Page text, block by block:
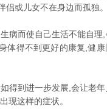
或儿女不在身边而孤独。
病而使自己生活不能自理
体得不到更好的康复,健
到进一步发展,会让老年
现这样的症状。